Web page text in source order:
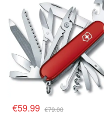
€59.99 €79.00